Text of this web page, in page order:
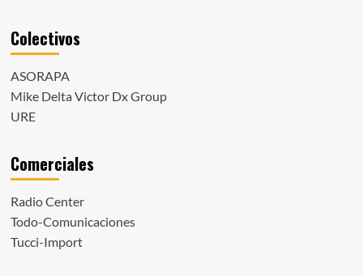
Colectivos
ASORAPA
Mike Delta Victor Dx Group
URE
Comerciales
Radio Center
Todo-Comunicaciones
Tucci-Import